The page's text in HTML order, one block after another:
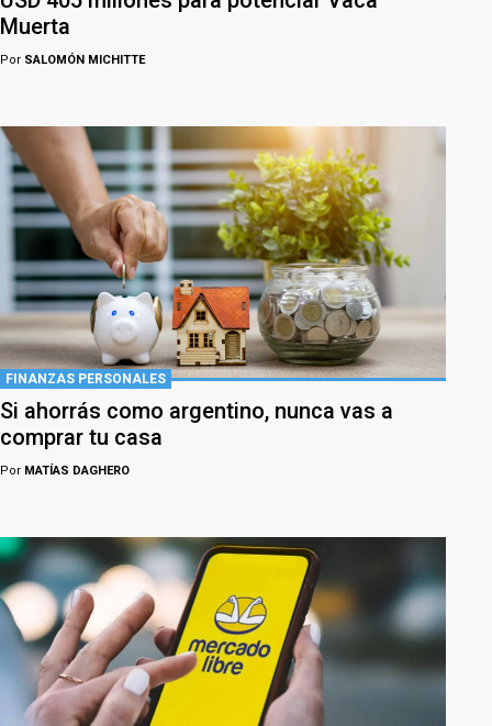
Muerta
Por SALOMÓN MICHITTE
FINANZAS PERSONALES
Si ahorrás como argentino, nunca vas a
comprar tu casa
Por MATÍAS DAGHERO